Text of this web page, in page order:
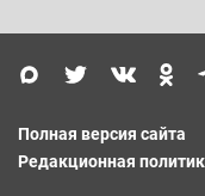
Полная версия сайта
Редакционная